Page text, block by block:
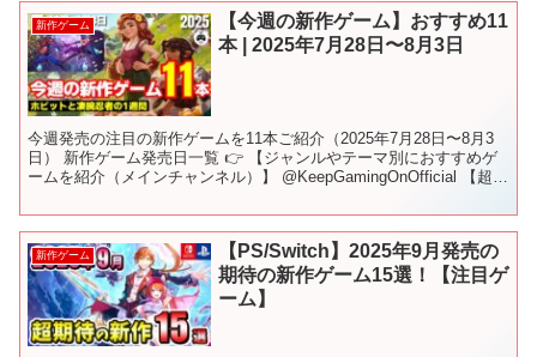
新作ゲーム
【今週の新作ゲーム】おすすめ11
本 | 2025年7月28日〜8月3日
今週発売の注目の新作ゲームを11本ご紹介（2025年7月28日〜8月3
日） 新作ゲーム発売日一覧 👉 【ジャンルやテーマ別におすすめゲ
ームを紹介（メインチャンネル）】 @KeepGamingOnOfficial 【超大
新作ゲーム
【PS/Switch】2025年9月発売の
期待の新作ゲーム15選！【注目ゲ
ーム】